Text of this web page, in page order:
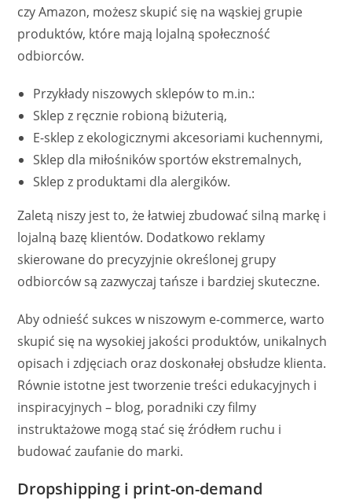
czy Amazon, możesz skupić się na wąskiej grupie
produktów, które mają lojalną społeczność
odbiorców.
Przykłady niszowych sklepów to m.in.:
Sklep z ręcznie robioną biżuterią,
E-sklep z ekologicznymi akcesoriami kuchennymi,
Sklep dla miłośników sportów ekstremalnych,
Sklep z produktami dla alergików.
Zaletą niszy jest to, że łatwiej zbudować silną markę i
lojalną bazę klientów. Dodatkowo reklamy
skierowane do precyzyjnie określonej grupy
odbiorców są zazwyczaj tańsze i bardziej skuteczne.
Aby odnieść sukces w niszowym e-commerce, warto
skupić się na wysokiej jakości produktów, unikalnych
opisach i zdjęciach oraz doskonałej obsłudze klienta.
Równie istotne jest tworzenie treści edukacyjnych i
inspiracyjnych – blog, poradniki czy filmy
instruktażowe mogą stać się źródłem ruchu i
budować zaufanie do marki.
Dropshipping i print-on-demand